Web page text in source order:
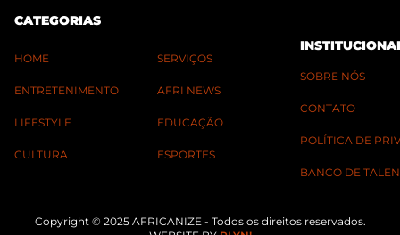
CATEGORIAS
HOME
ENTRETENIMENTO
LIFESTYLE
CULTURA
SERVIÇOS
AFRI NEWS
EDUCAÇÃO
ESPORTES
SOBRE NÓS
CONTATO
POLÍTICA DE
BANCO DE
Copyright © 2025 AFRICANIZE - Todos os direitos reservados.